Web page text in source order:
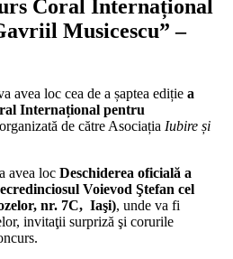
Coral Internațional
Musicescu” –
avea loc cea de a șaptea ediție a
Internațional pentru
organizată de către Asociația Iubire și
avea loc Deschiderea oficială a
Voievod Ştefan cel
nr. 7C, Iaşi), unde va fi
invitaţii surpriză şi corurile